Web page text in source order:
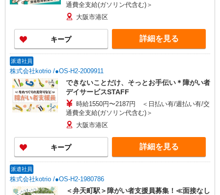
通費全支給(ガソリン代含む)＞
大阪市港区
キープ 詳細を見る
派遣社員
株式会社kotrio /●OS-H2-2009911
できないことだけ、そっとお手伝い＊障がい者
デイサービスSTAFF
時給1550円〜2187円 ＜日払い有/週払い有/交
通費全支給(ガソリン代含む)＞
大阪市港区
キープ 詳細を見る
派遣社員
株式会社kotrio /●OS-H2-1980786
＜弁天町駅＞障がい者支援員募集！≪面接なし